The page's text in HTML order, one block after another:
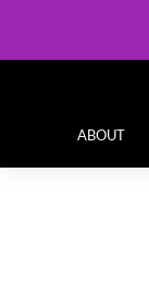
ABOUT